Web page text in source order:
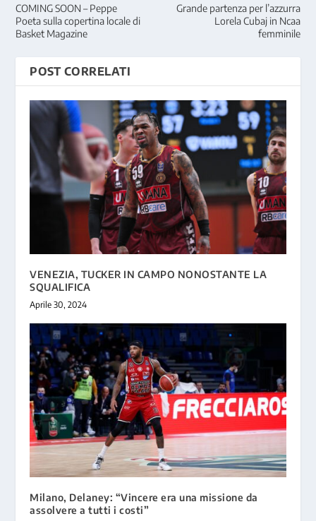
COMING SOON – Peppe
Poeta sulla copertina locale di
Basket Magazine
Grande partenza per l’azzurra
Lorela Cubaj in Ncaa
femminile
POST CORRELATI
VENEZIA, TUCKER IN CAMPO NONOSTANTE LA
SQUALIFICA
Aprile 30, 2024
Milano, Delaney: “Vincere era una missione da
assolvere a tutti i costi”